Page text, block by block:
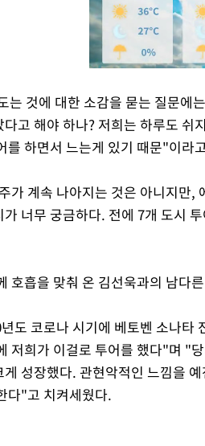
는 것에 대한 소감을 묻는 질문에
다고 해야 하나? 저희는 하루도
를 하면서 느는게 있기 때문"이라
가 계속 나아지는 것은 아니지만
너무 궁금하다. 전에 7개 도시
호흡을 맞춰 온 김선욱과의 남다
도 코로나 시기에 베토벤 소나타
저희가 이걸로 투어를 했다"며 "
게 성장했다. 관현악적인 느낌을
다"고 치켜세웠다.